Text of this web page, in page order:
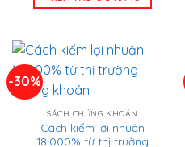
1.128.000 ₫.
-30%
SÁCH CHỨNG KHOÁN
Cách kiếm lợi nhuận
18.000% từ thị trường